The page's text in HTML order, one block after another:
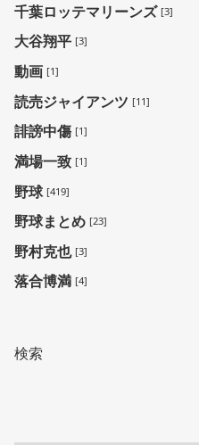
千葉ロッテマリーンズ [3]
大谷翔平 [3]
動画 [1]
読売ジャイアンツ [11]
誹謗中傷 [1]
満場一致 [1]
野球 [419]
野球まとめ [23]
野村克也 [3]
落合博満 [4]
検索